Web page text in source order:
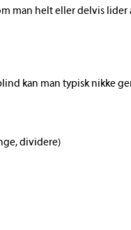
man helt eller delvis
kan man typisk nikke
dividere)